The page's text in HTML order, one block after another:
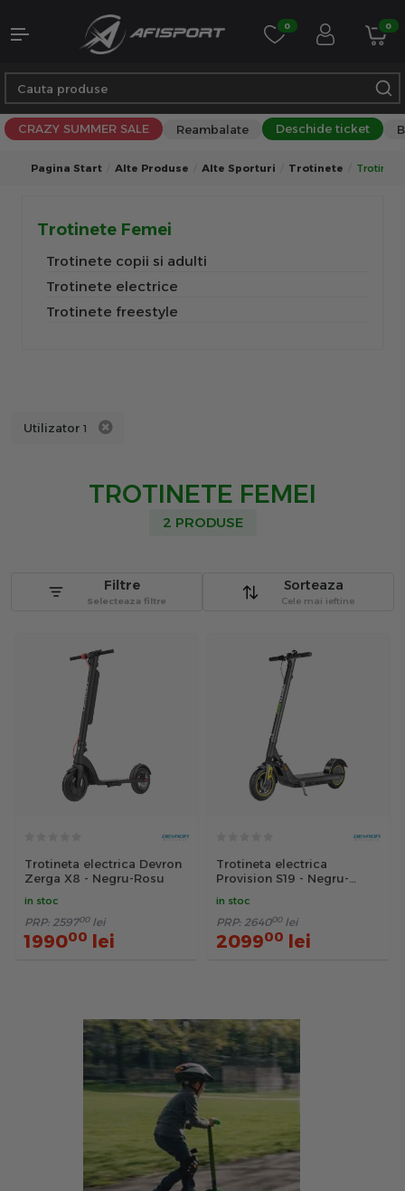
0 0
CRAZY SUMMER SALE Reambalate Deschide ticket
Pagina Start Alte Produse Alte Sporturi Trotinete Trotinete
Trotinete Femei
Trotinete copii si adulti
Trotinete electrice
Trotinete freestyle
Utilizator 1
TROTINETE FEMEI
2 PRODUSE
Sorteaza
Cele mai ieftine
Filtre
Selecteaza filtre
Trotineta electrica Devron
Zerga X8 - Negru-Rosu
in stoc
PRP: 259700 lei
199000 lei
Trotineta electrica
Provision S19 - Negru-
in stoc
PRP: 264000 lei
209900 lei